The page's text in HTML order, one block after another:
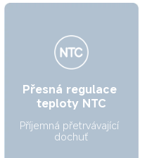
Přesná regulace
teploty NTC
Příjemná přetrvávající
dochuť